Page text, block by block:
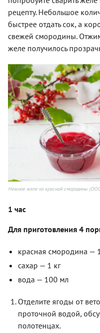
рецепту. Небольшое
быстрее отдать сок, а
свежей смородины.
желе получилось
Нежное желе из красной смородины
1 час
Для приготовления 4
красная смородина —
сахар — 1 кг
вода — 100 мл
Отделите ягоды от
проточной водой,
полотенцах.